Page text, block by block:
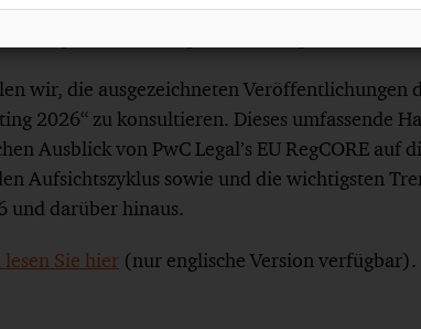
AMLA sowie der im Oktober 2025
und Belastungsreduzierung.
wir, die ausgezeichneten Veröffentlichungen
2026“ zu konsultieren. Dieses umfassende
Ausblick von PwC Legal’s EU RegCORE auf
Aufsichtszyklus sowie und die wichtigsten
und darüber hinaus.
Sie hier (nur englische Version verfügbar).